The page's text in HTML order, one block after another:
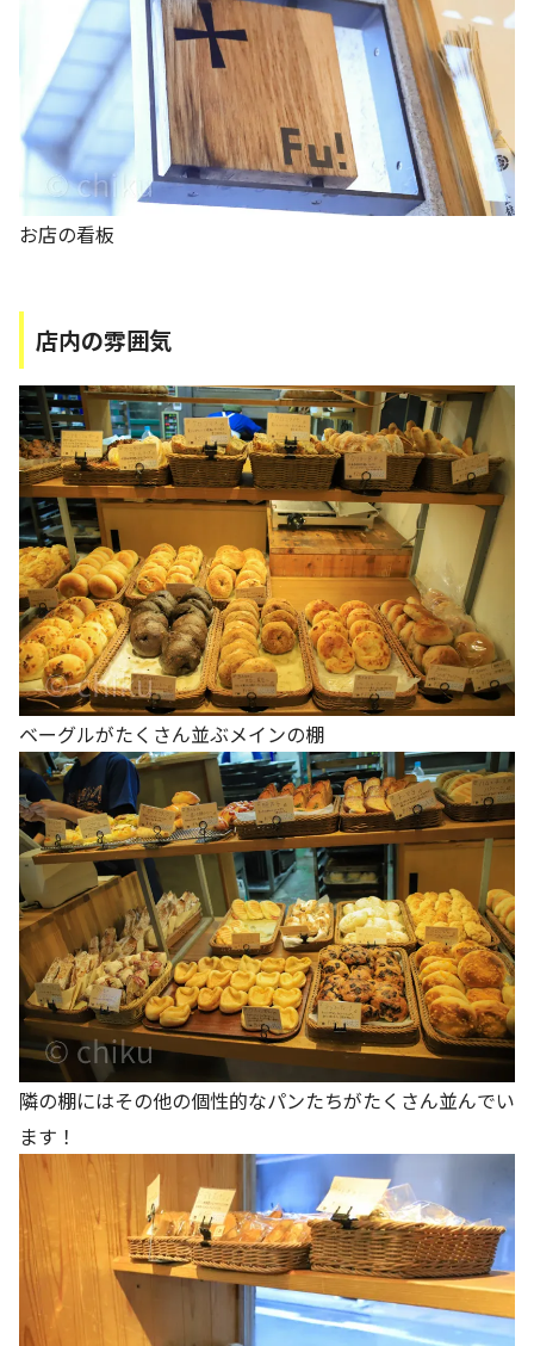
お店の看板
店内の雰囲気
ベーグルがたくさん並ぶメインの棚
隣の棚にはその他の個性的なパンたちがたくさん並んでい
ます！